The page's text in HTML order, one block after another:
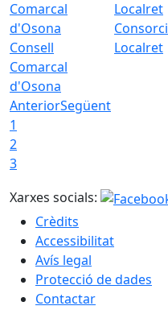
Consell
Comarcal
d'Osona
Consorci
Localret
AnteriorSegüent
1
2
3
Xarxes socials:
Crèdits
Accessibilitat
Avís legal
Protecció de dades
Contactar